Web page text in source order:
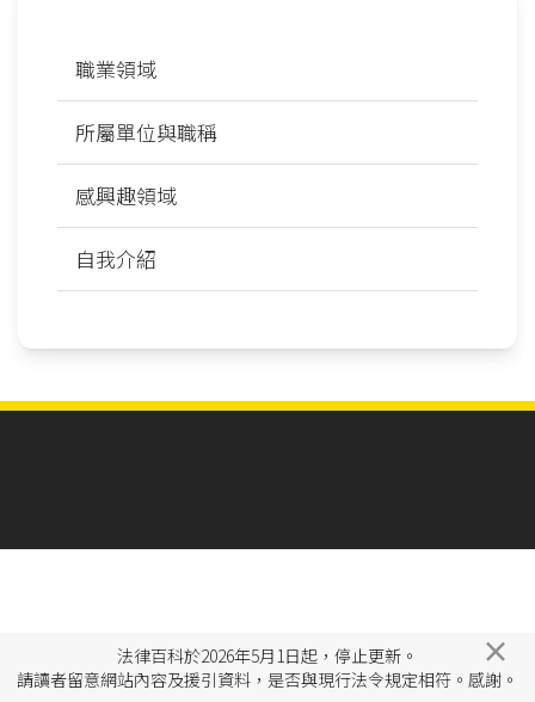
職業領域
所屬單位與職稱
感興趣領域
自我介紹
法律百科於2026年5月1日起，停止更新。
請讀者留意網站內容及援引資料，是否與現行法令規定相符。感謝。
×